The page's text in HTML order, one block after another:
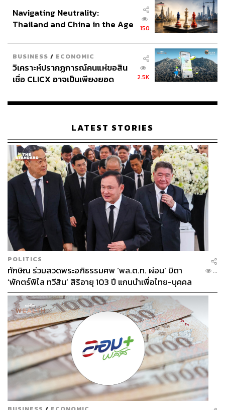
สิ่งที่เร้าอารมณ์คนดูได้ดีคือการวางคาแรกเตอร์ให้บัวมีความ
เป็นมวยรองในทุกๆ ด้านที่ต้องต่อกรกับผู้ทรงอิทธิพล ซึ่ง
เหตุการณ์แบบนี้มีให้เห็นกันบ่อยๆ ในสังคมไทย จนเป็นไป
ได้ที่เส้นเรื่องจะไปคล้ายคลึงกับเหตุการณ์จริง ให้ทั้งใน
เวอร์ชันนิยายและละครต้องใช้เมืองสมมติชื่อวสันต์บุรี
ความน่าสนใจอีกอย่างคือการสอดแทรกเรื่องกฎหมายเข้ามา
ใส่ในเรื่องได้อย่างกลมกล่อม ไม่ยัดเยียดเกินไป (แต่ก็อาจมี
บางฉากที่ดูแปลกๆ เช่น วินแรปหัวข้อกฎหมายให้บัวฟัง) และ
ใส่รายละเอียดหลายอย่างที่คนใช้ชีวิตคู่อาจลืมไป เช่น เรื่อง
ของสินสมรส รวมทั้งการใส่ความรู้สึกนึกคิดของคนที่กำลัง
จะเลิกรา อย่างเช่นบัวที่คิดว่าจะยังประคับประคองชีวิตคู่เอา
ไว้ได้ นำไปสู่การเลือกที่จะฟ้องชู้แทนการฟ้องหย่า
ด้วยความที่สงครามสมรสนำเสนอเรื่องผัวๆ เมียๆ ในสไตล์
Courtroom Drama นั่นแปลว่าเรื่องราวจะไม่ได้เล่าผ่านมุม
มองของบัวเพียงคนเดียว แต่เมศและลินก็จะได้เล่าในมุมมอง
ของตัวเองด้วย ซึ่งก็น่าจะช่วยให้ตัวละครลินดูมีมิติมากกว่า
แค่เป็นคุณหนูเอาแต่ใจในฉากเปิดเรื่องเท่านั้น
Navigating Neutrality:
Thailand and China in the Age
150
BUSINESS / ECONOMIC
วิเคราะห์ปรากฏการณ์คนแห่ขอสิน
เชื่อ CLICX อาจเป็นเพียงยอด
เรือนไทยที่ถูกซุกไว้
2.5K
LATEST STORIES
POLITICS
ทักษิณ ร่วมสวดพระอภิธรรมศพ ‘พล.ต.ท. ผ่อน’ บิดา
‘พักตร์พิไล ทวีสิน’ สิริอายุ 103 ปี แกนนำเพื่อไทย-บุคคล
หลากวงการร่วมอาลัย
...